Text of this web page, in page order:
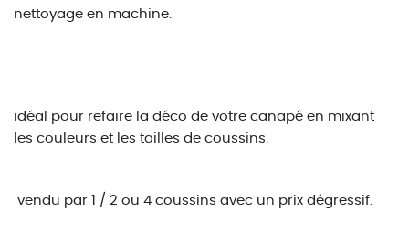
nettoyage en machine.
idéal pour refaire la déco de votre canapé en mixant
les couleurs et les tailles de coussins.
vendu par 1 / 2 ou 4 coussins avec un prix dégressif.